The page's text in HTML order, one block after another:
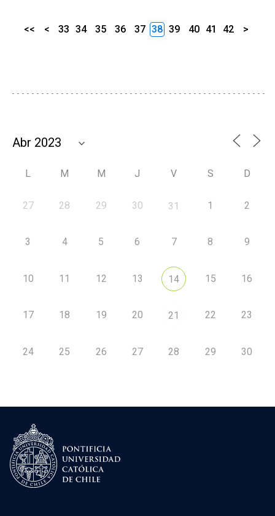
<< < 33 34 35 36 37 38 39 40 41 42 >
L M M J V S D
27 28 29 30 31 1 2
3 4 5 6 7 8 9
10 11 12 13 14 15 16
17 18 19 20 21 22 23
24 25 26 27 28 29 30